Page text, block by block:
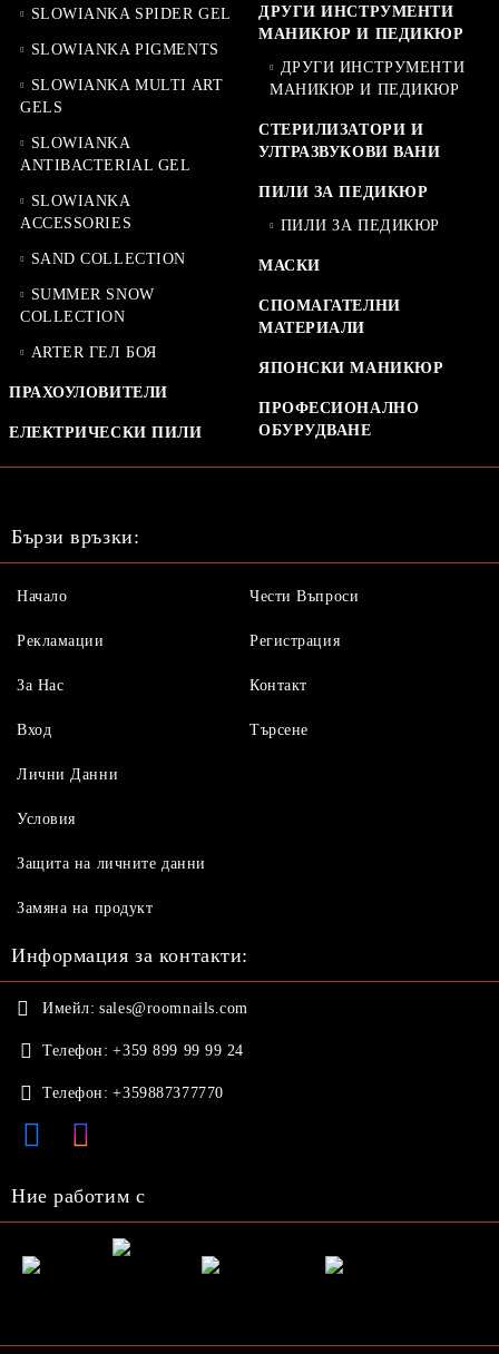
SLOWIANKA SPIDER GEL
SLOWIANKA PIGMENTS
SLOWIANKA MULTI ART
GELS
SLOWIANKA
ANTIBACTERIAL GEL
SLOWIANKA
ACCESSORIES
SAND COLLECTION
SUMMER SNOW
COLLECTION
ARTER ГЕЛ БОЯ
ПРАХОУЛОВИТЕЛИ
ЕЛЕКТРИЧЕСКИ ПИЛИ
ДРУГИ ИНСТРУМЕНТИ
МАНИКЮР И ПЕДИКЮР
ДРУГИ ИНСТРУМЕНТИ
МАНИКЮР И ПЕДИКЮР
СТЕРИЛИЗАТОРИ И
УЛТРАЗВУКОВИ ВАНИ
ПИЛИ ЗА ПЕДИКЮР
ПИЛИ ЗА ПЕДИКЮР
МАСКИ
СПОМАГАТЕЛНИ
МАТЕРИАЛИ
ЯПОНСКИ МАНИКЮР
ПРОФЕСИОНАЛНО
ОБУРУДВАНЕ
Бързи връзки:
Начало
Рекламации
За Нас
Вход
Чести Въпроси
Регистрация
Контакт
Търсене
Лични Данни
Условия
Защита на личните данни
Замяна на продукт
Информация за контакти:
Имейл: sales@roomnails.com
Телефон: +359 899 99 99 24
Телефон: +359887377770
Ние работим с